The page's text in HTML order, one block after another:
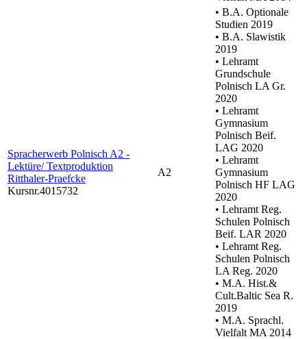
Spracherwerb Polnisch A2 -
Lektüre/ Textproduktion
Ritthaler-Praefcke
Kursnr.4015732
A2
• B.A. Optionale
Studien 2019
• B.A. Slawistik
2019
• Lehramt
Grundschule
Polnisch LA Gr.
2020
• Lehramt
Gymnasium
Polnisch Beif.
LAG 2020
• Lehramt
Gymnasium
Polnisch HF LAG
2020
• Lehramt Reg.
Schulen Polnisch
Beif. LAR 2020
• Lehramt Reg.
Schulen Polnisch
LA Reg. 2020
• M.A. Hist.&
Cult.Baltic Sea R.
2019
• M.A. Sprachl.
Vielfalt MA 2014